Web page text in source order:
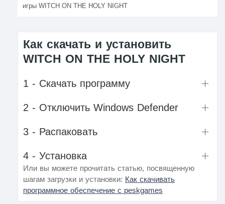
игры WITCH ON THE HOLY NIGHT
Как скачать и установить
WITCH ON THE HOLY NIGHT
1 - Скачать программу
2 - Отключить Windows Defender
3 - Распаковать
4 - Установка
Или вы можете прочитать статью, посвященную
шагам загрузки и установки: Как скачивать
программное обеспечение с peskgames